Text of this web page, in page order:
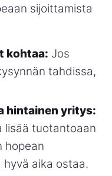
sijoittamista
kohtaa: Jos
tahdissa,
hintainen yritys:
lisää tuotantoaan
hopean
hyvä aika ostaa.